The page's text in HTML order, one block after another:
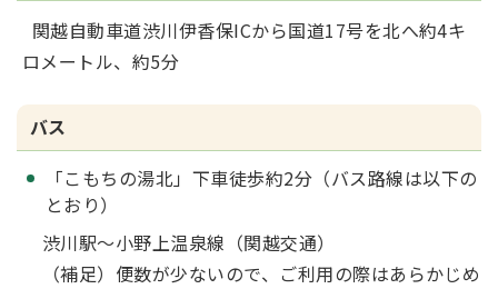
関越自動車道渋川伊香保ICから国道17号を北へ約4キ
ロメートル、約5分
バス
「こもちの湯北」下車徒歩約2分（バス路線は以下の
とおり）
渋川駅～小野上温泉線（関越交通）
（補足）便数が少ないので、ご利用の際はあらかじめ